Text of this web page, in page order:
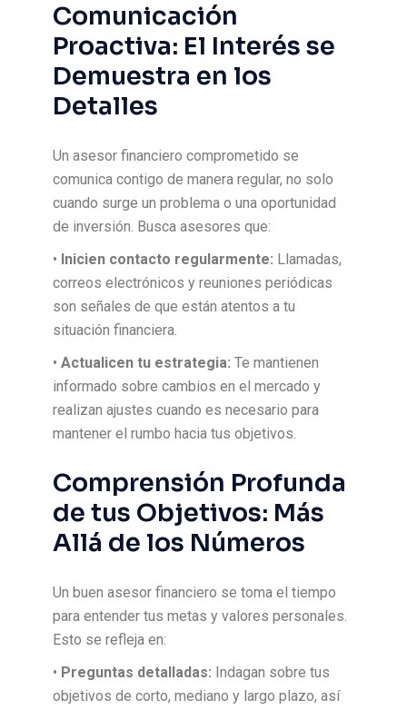
Comunicación
Proactiva: El Interés se
Demuestra en los
Detalles
Un asesor financiero comprometido se
comunica contigo de manera regular, no solo
cuando surge un problema o una oportunidad
de inversión. Busca asesores que:
• Inicien contacto regularmente: Llamadas,
correos electrónicos y reuniones periódicas
son señales de que están atentos a tu
situación financiera.
•Actualicen tu estrategia: Te mantienen
informado sobre cambios en el mercado y
realizan ajustes cuando es necesario para
mantener el rumbo hacia tus objetivos.
Comprensión Profunda
de tus Objetivos: Más
Allá de los Números
Un buen asesor financiero se toma el tiempo
para entender tus metas y valores personales.
Esto se refleja en:
• Preguntas detalladas: Indagan sobre tus
objetivos de corto, mediano y largo plazo, así